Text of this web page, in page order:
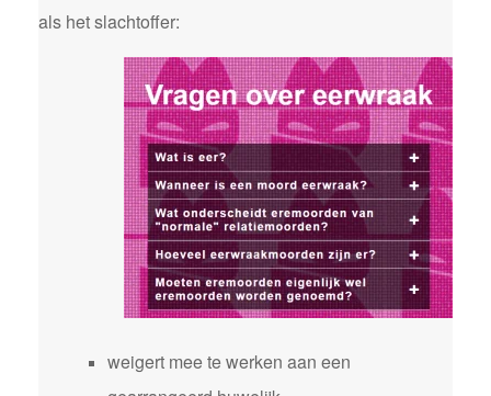
als het slachtoffer:
weigert mee te werken aan een